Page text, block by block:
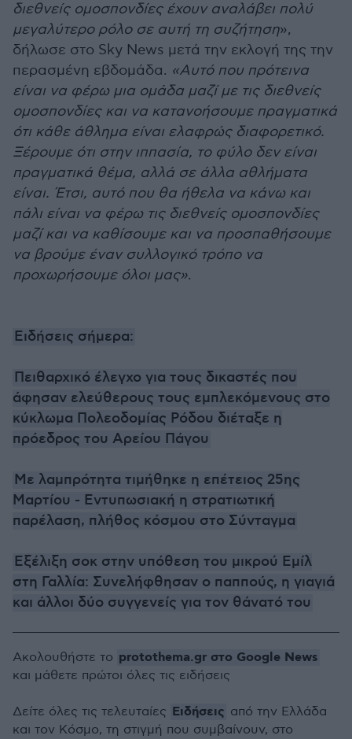
διεθνείς ομοσπονδίες έχουν αναλάβει πολύ
μεγαλύτερο ρόλο σε αυτή τη συζήτηση»,
δήλωσε στο Sky News μετά την εκλογή της την
περασμένη εβδομάδα. «Αυτό που πρότεινα
είναι να φέρω μια ομάδα μαζί με τις διεθνείς
ομοσπονδίες και να κατανοήσουμε πραγματικά
ότι κάθε άθλημα είναι ελαφρώς διαφορετικό.
Ξέρουμε ότι στην ιππασία, το φύλο δεν είναι
πραγματικά θέμα, αλλά σε άλλα αθλήματα
είναι. Έτσι, αυτό που θα ήθελα να κάνω και
πάλι είναι να φέρω τις διεθνείς ομοσπονδίες
μαζί και να καθίσουμε και να προσπαθήσουμε
να βρούμε έναν συλλογικό τρόπο να
προχωρήσουμε όλοι μας».
Ειδήσεις σήμερα:
Πειθαρχικό έλεγχο για τους δικαστές που
άφησαν ελεύθερους τους εμπλεκόμενους στο
κύκλωμα Πολεοδομίας Ρόδου διέταξε η
πρόεδρος του Αρείου Πάγου
Με λαμπρότητα τιμήθηκε η επέτειος 25ης
Μαρτίου - Εντυπωσιακή η στρατιωτική
παρέλαση, πλήθος κόσμου στο Σύνταγμα
Εξέλιξη σοκ στην υπόθεση του μικρού Εμίλ
στη Γαλλία: Συνελήφθησαν ο παππούς, η γιαγιά
και άλλοι δύο συγγενείς για τον θάνατό του
Ακολουθήστε το protothema.gr στο Google News
και μάθετε πρώτοι όλες τις ειδήσεις
Δείτε όλες τις τελευταίες Ειδήσεις από την Ελλάδα
και τον Κόσμο, τη στιγμή που συμβαίνουν, στο